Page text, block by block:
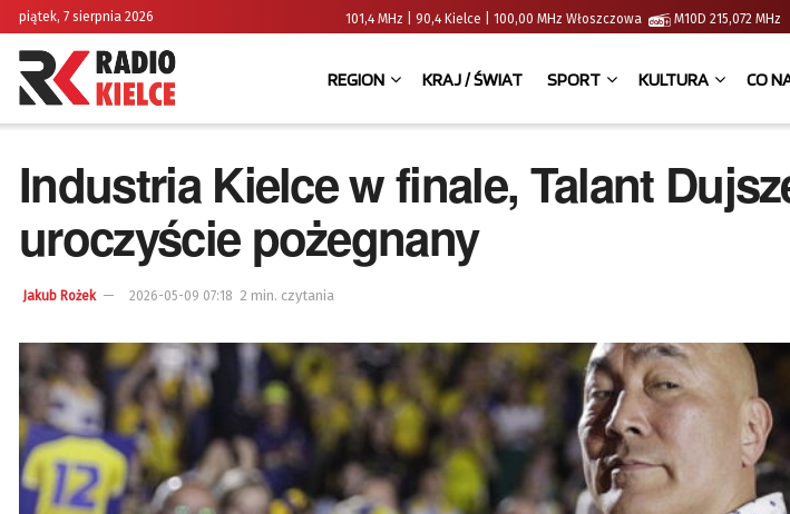
piątek, 7 sierpnia 2026 101,4 MHz | 90,4 Kielce | 100,00 MHz Włoszczowa M10D
REGION KRAJ / ŚWIAT SPORT KULTURA CO
Industria Kielce w finale, Talant
uroczyście pożegnany
Jakub Rożek 2026-05-09 07:18 2 min. czytania